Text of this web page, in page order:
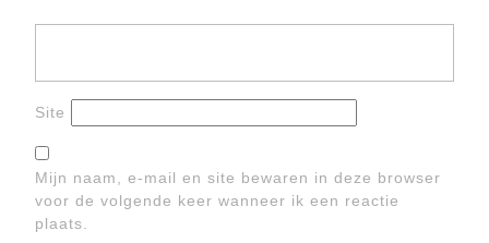
Site
Mijn naam, e-mail en site bewaren in deze browser
voor de volgende keer wanneer ik een reactie
plaats.